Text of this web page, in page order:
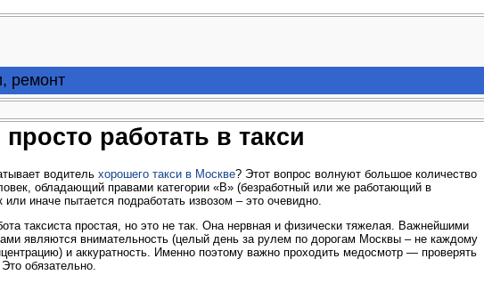
ремонт
работать в такси
водитель хорошего такси в Москве? Этот вопрос волнуют большое количество
обладающий правами категории «В» (безработный или же работающий в
иначе пытается подработать извозом – это очевидно.
таксиста простая, но это не так. Она нервная и физически тяжелая. Важнейшими
являются внимательность (целый день за рулем по дорогам Москвы – не каждому
и аккуратность. Именно поэтому важно проходить медосмотр — проверять
обязательно.